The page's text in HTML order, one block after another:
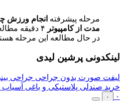
مرحله پیشرفته انجام ورزش
مدت از کامپیوتر ۴ دقیقه مطالعه
در حال مطالعه این مرحله
لینکدونی پرشین لیدی
لیفت صورت بدون جراحی جراحی
خرید صندلی پلاستیکی و باغی آسیاب
۰
۰